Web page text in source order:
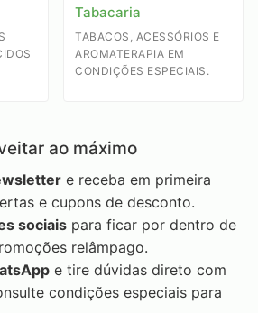
Tabacaria
TABACOS, ACESSÓRIOS E
AROMATERAPIA EM
CONDIÇÕES ESPECIAIS.
ao máximo
e receba em primeira
e cupons de desconto.
sociais para ficar por dentro de
relâmpago.
e tire dúvidas direto com
condições especiais para